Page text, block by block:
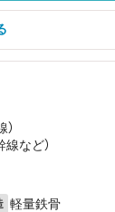
線など）
軽量鉄骨